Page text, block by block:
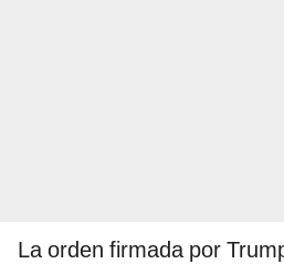
La orden firmada por